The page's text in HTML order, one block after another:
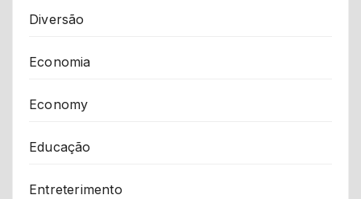
Diversão
Economia
Economy
Educação
Entreterimento